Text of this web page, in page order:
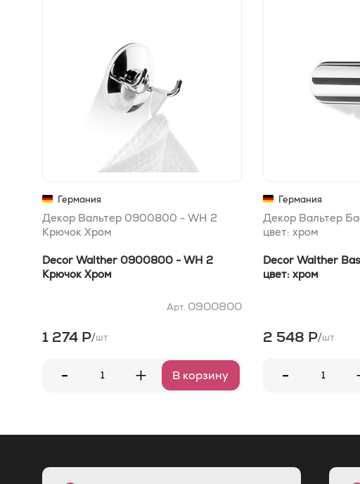
Германия
Декор Вальтер 0900800 - WH 2
Крючок Хром
Decor Walther 0900800 - WH 2
Крючок Хром
Арт. 0900800
1 274 Р/шт
- + В корзину
Германия
Декор Вальтер
цвет: хром
Decor Walther
цвет: хром
2 548 Р/шт
-